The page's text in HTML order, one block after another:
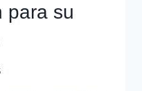
para su